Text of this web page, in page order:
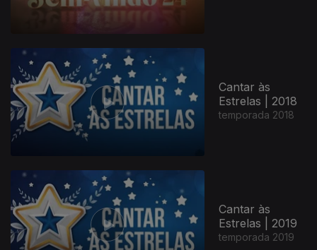
Cantar às
Estrelas | 2018
temporada 2018
Cantar às
Estrelas | 2019
temporada 2019